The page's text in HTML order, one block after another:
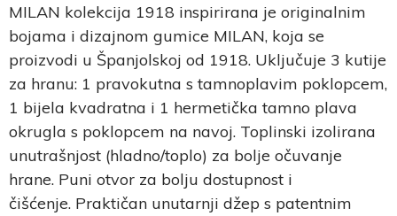
MILAN kolekcija 1918 inspirirana je originalnim
bojama i dizajnom gumice MILAN, koja se
proizvodi u Španjolskoj od 1918. Uključuje 3 kutije
za hranu: 1 pravokutna s tamnoplavim poklopcem,
1 bijela kvadratna i 1 hermetička tamno plava
okrugla s poklopcem na navoj. Toplinski izolirana
unutrašnjost (hladno/toplo) za bolje očuvanje
hrane. Puni otvor za bolju dostupnost i
čišćenje. Praktičan unutarnji džep s patentnim